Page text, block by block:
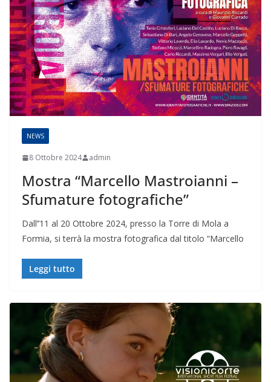
NEWS
8 Ottobre 2024 admin
Mostra “Marcello Mastroianni –
Sfumature fotografiche”
Dall’’11 al 20 Ottobre 2024, presso la Torre di Mola a
Formia, si terrà la mostra fotografica dal titolo “Marcello
Leggi tutto